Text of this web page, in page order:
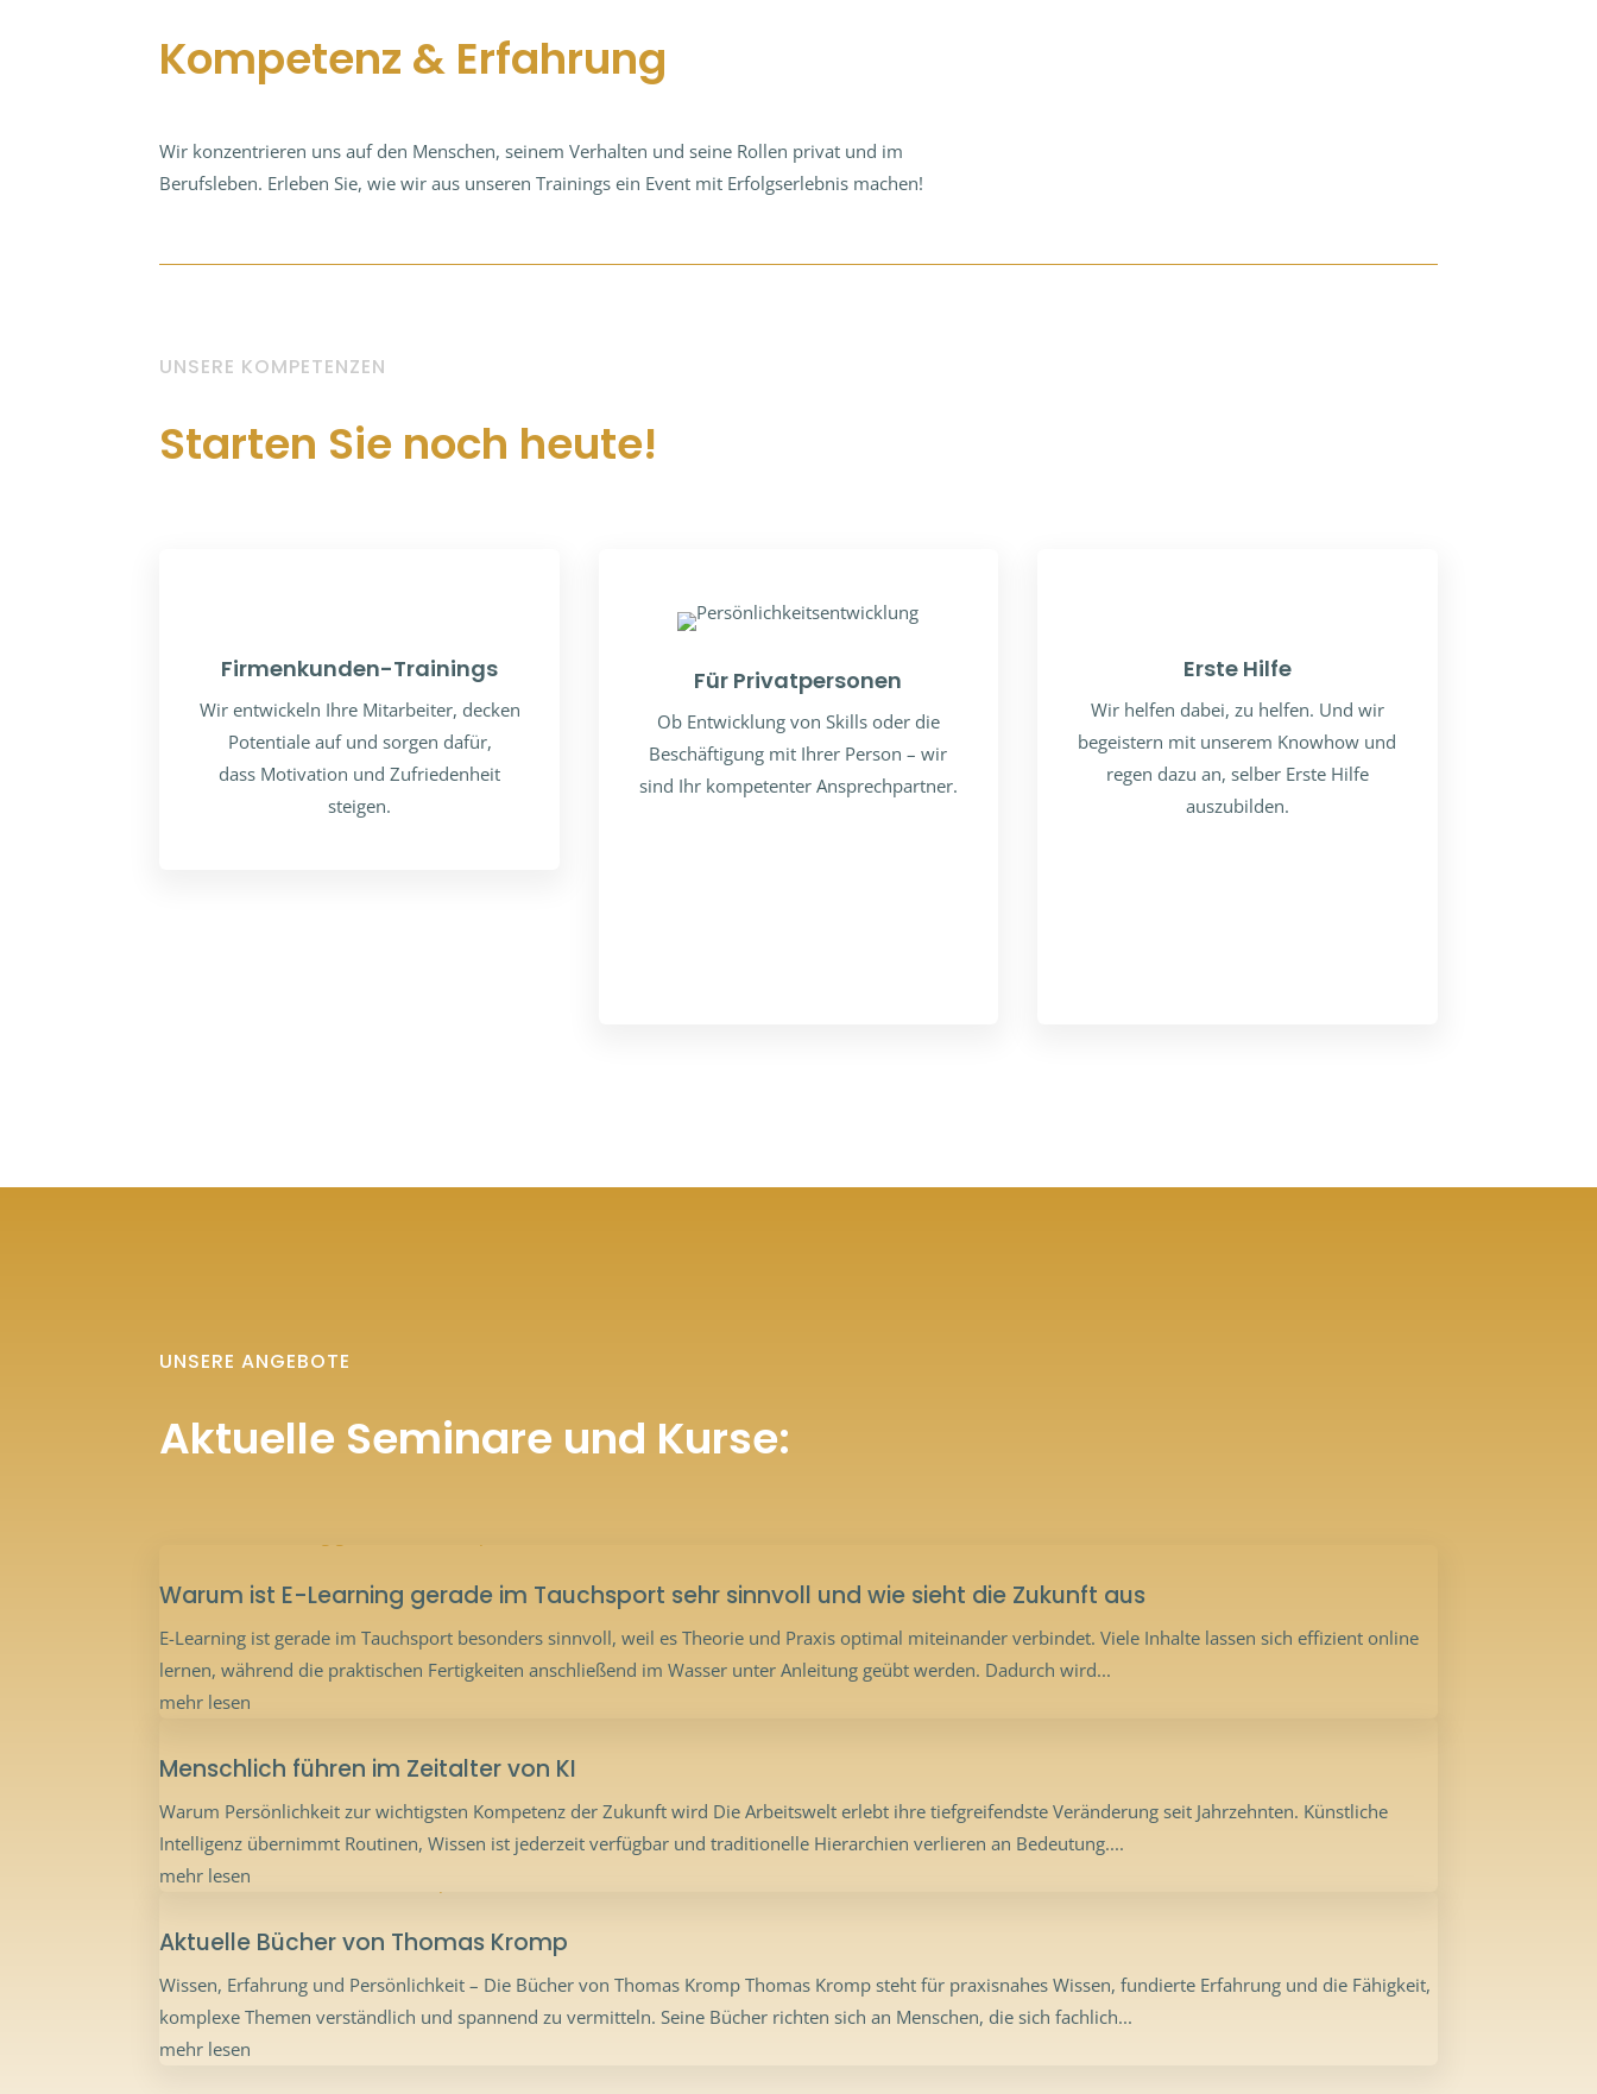
Kompetenz & Erfahrung
Wir konzentrieren uns auf den Menschen, seinem Verhalten und seine Rollen privat und im
Berufsleben. Erleben Sie, wie wir aus unseren Trainings ein Event mit Erfolgserlebnis machen!
UNSERE KOMPETENZEN
Starten Sie noch heute!
Firmenkunden-Trainings
Wir entwickeln Ihre Mitarbeiter, decken
Potentiale auf und sorgen dafür,
dass Motivation und Zufriedenheit
steigen.
Für Privatpersonen
Ob Entwicklung von Skills oder die
Beschäftigung mit Ihrer Person – wir
sind Ihr kompetenter Ansprechpartner.
Erste Hilfe
Wir helfen dabei, zu helfen. Und wir
begeistern mit unserem Knowhow und
regen dazu an, selber Erste Hilfe
auszubilden.
UNSERE ANGEBOTE
Aktuelle Seminare und Kurse:
Warum ist E-Learning gerade im Tauchsport sehr sinnvoll und wie sieht die Zukunft aus
E-Learning ist gerade im Tauchsport besonders sinnvoll, weil es Theorie und Praxis optimal miteinander verbindet. Viele Inhalte lassen sich effizient online
lernen, während die praktischen Fertigkeiten anschließend im Wasser unter Anleitung geübt werden. Dadurch wird...
mehr lesen
Menschlich führen im Zeitalter von KI
Warum Persönlichkeit zur wichtigsten Kompetenz der Zukunft wird Die Arbeitswelt erlebt ihre tiefgreifendste Veränderung seit Jahrzehnten. Künstliche
Intelligenz übernimmt Routinen, Wissen ist jederzeit verfügbar und traditionelle Hierarchien verlieren an Bedeutung....
mehr lesen
Aktuelle Bücher von Thomas Kromp
Wissen, Erfahrung und Persönlichkeit – Die Bücher von Thomas Kromp Thomas Kromp steht für praxisnahes Wissen, fundierte Erfahrung und die Fähigkeit,
komplexe Themen verständlich und spannend zu vermitteln. Seine Bücher richten sich an Menschen, die sich fachlich...
mehr lesen